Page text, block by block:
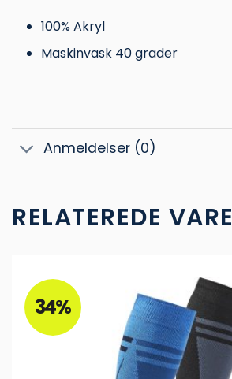
100% Akryl
Maskinvask 40 grader
Anmeldelser (0)
RELATEREDE VARE
34%